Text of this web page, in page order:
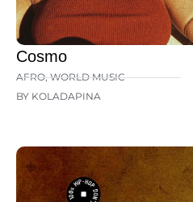
Cosmo
AFRO,WORLD MUSIC
BY KOLADAPINA